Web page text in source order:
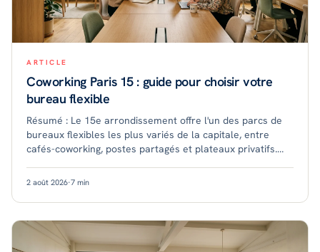
ARTICLE
Coworking Paris 15 : guide pour choisir votre
bureau flexible
Résumé : Le 15e arrondissement offre l'un des parcs de
bureaux flexibles les plus variés de la capitale, entre
cafés-coworking, postes partagés et plateaux privatifs.
2 août 2026·7 min